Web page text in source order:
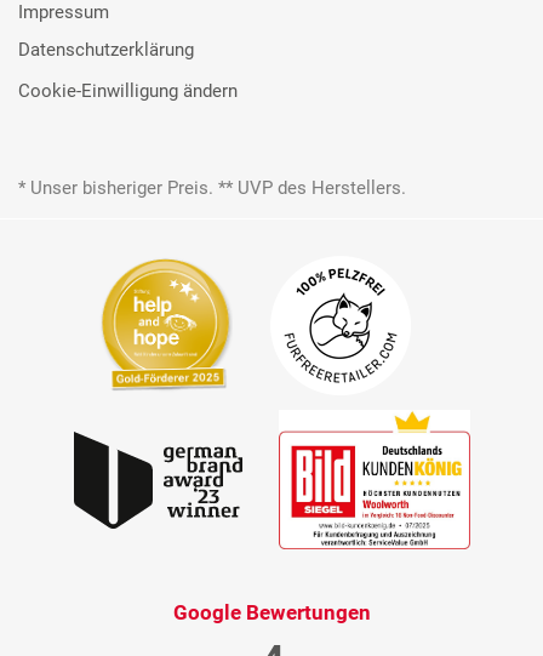
Impressum
Datenschutzerklärung
Cookie-Einwilligung ändern
* Unser bisheriger Preis. ** UVP des Herstellers.
Google Bewertungen